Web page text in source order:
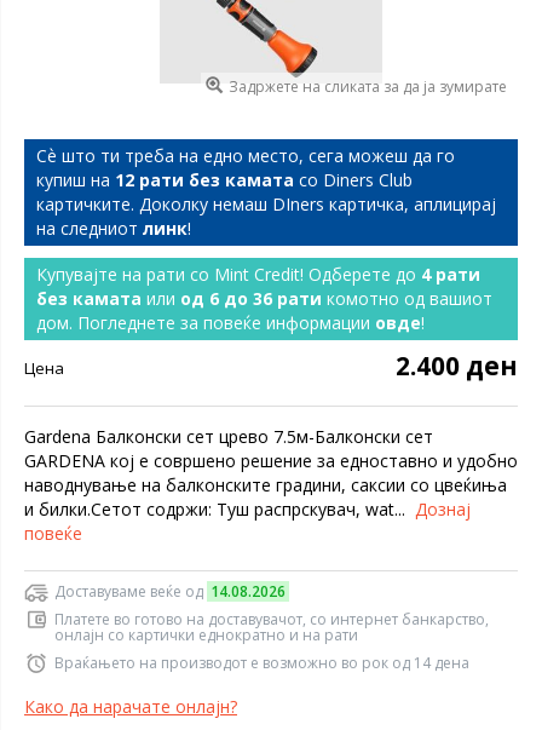
Задржете на сликата за да ја зумирате
Сѐ што ти треба на едно место, сега можеш да го
купиш на 12 рати без камата со Diners Club
картичките. Доколку немаш DIners картичка, аплицирај
на следниот линк!
Купувајте на рати со Mint Credit! Одберете до 4 рати
без камата или од 6 до 36 рати комотно од вашиот
дом. Погледнете за повеќе информации овде!
Цена 2.400 ден
Gardena Балконски сет црево 7.5м-Балконски сет
GARDENA кој е совршено решение за едноставно и удобно
наводнување на балконските градини, саксии со цвеќиња
и билки.Сетот содржи: Туш распрскувач, wat... Дознај
повеќе
Доставуваме веќе од 14.08.2026
Платете во готово на доставувачот, со интернет банкарство,
онлајн со картички еднократно и на рати
Враќањето на производот е возможно во рок од 14 дена
Како да нарачате онлајн?